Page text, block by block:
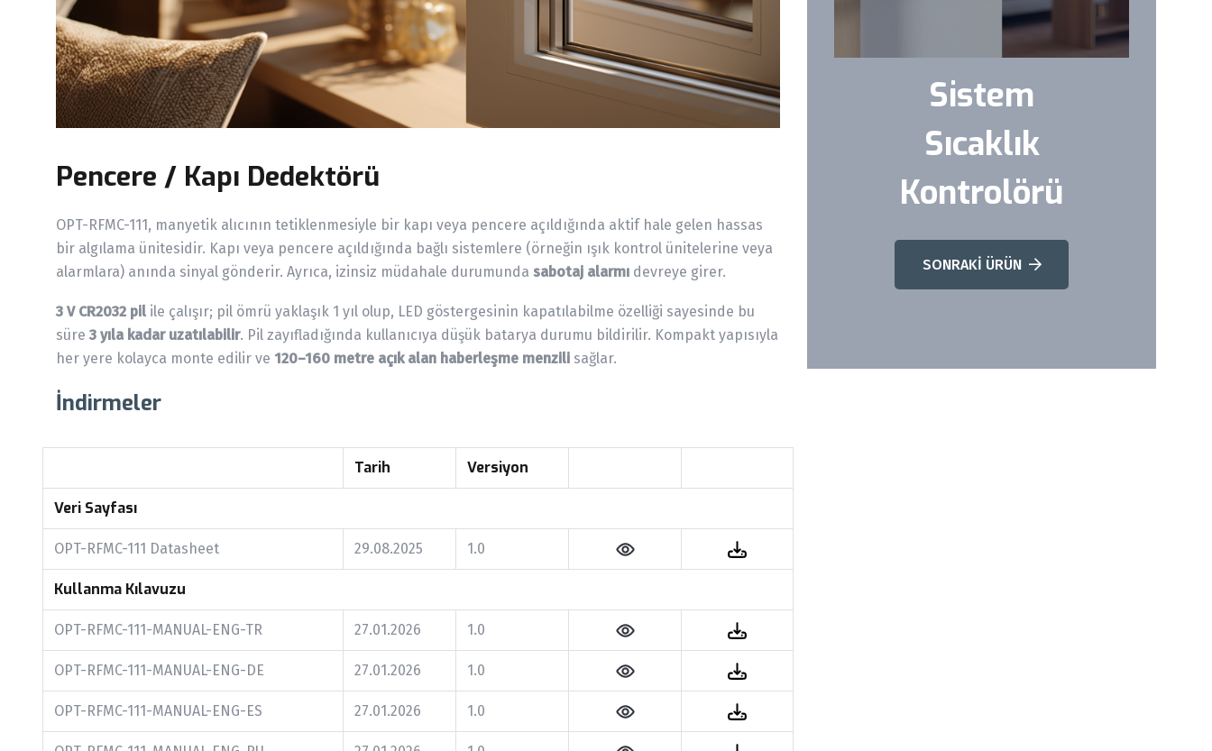
Pencere / Kapı Dedektörü
OPT-RFMC-111, manyetik alıcının tetiklenmesiyle bir kapı veya pencere açıldığında aktif hale gelen hassas
bir algılama ünitesidir. Kapı veya pencere açıldığında bağlı sistemlere (örneğin ışık kontrol ünitelerine veya
alarmlara) anında sinyal gönderir. Ayrıca, izinsiz müdahale durumunda sabotaj alarmı devreye girer.
3 V CR2032 pil ile çalışır; pil ömrü yaklaşık 1 yıl olup, LED göstergesinin kapatılabilme özelliği sayesinde bu
süre 3 yıla kadar uzatılabilir. Pil zayıfladığında kullanıcıya düşük batarya durumu bildirilir. Kompakt yapısıyla
her yere kolayca monte edilir ve 120–160 metre açık alan haberleşme menzili sağlar.
İndirmeler
Tarih Versiyon
Veri Sayfası
OPT-RFMC-111 Datasheet 29.08.2025 1.0
Kullanma Kılavuzu
OPT-RFMC-111-MANUAL-ENG-TR 27.01.2026 1.0
OPT-RFMC-111-MANUAL-ENG-DE 27.01.2026 1.0
OPT-RFMC-111-MANUAL-ENG-ES 27.01.2026 1.0
Sistem
Sıcaklık
Kontrolörü
SONRAKİ ÜRÜN